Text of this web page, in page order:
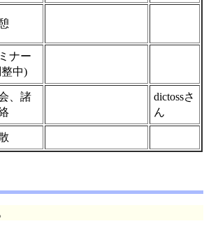
ナー
中)
、諸
dictossさ
ん